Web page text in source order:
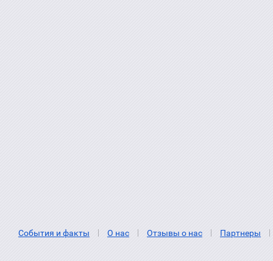
События и факты О нас Отзывы о нас Партнеры